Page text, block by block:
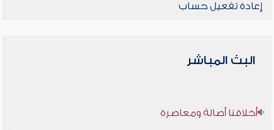
إعادة تفعيل حساب
البث المباشر
أخلاقنا أصالة ومعاصرة